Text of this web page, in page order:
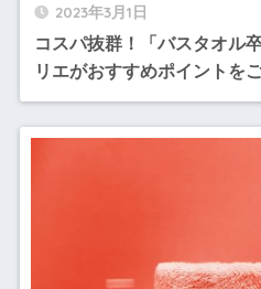
2023年3月1日
コスパ抜群！「バスタオル
リエがおすすめポイントを